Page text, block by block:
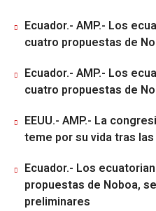
Ecuador.- AMP.- Los
cuatro propuestas de
Ecuador.- AMP.- Los
cuatro propuestas de
EEUU.- AMP.- La
teme por su vida tras
Ecuador.- Los
propuestas de Noboa,
preliminares